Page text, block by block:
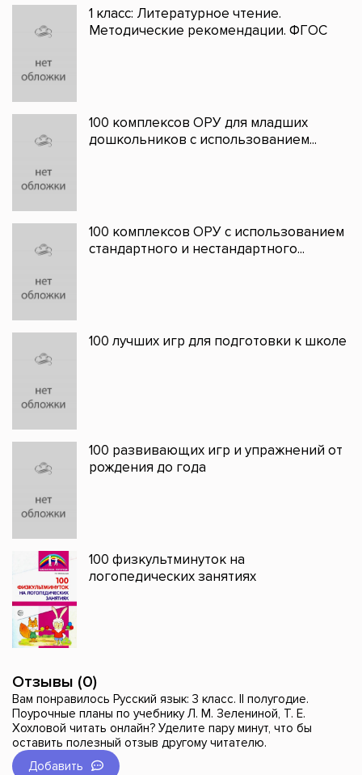
1 класс: Литературное чтение.
Методические рекомендации. ФГОС
100 комплексов ОРУ для младших
дошкольников с использованием...
100 комплексов ОРУ с использованием
стандартного и нестандартного...
100 лучших игр для подготовки к школе
100 развивающих игр и упражнений от
рождения до года
100 физкультминуток на
логопедических занятиях
Отзывы (0)
Вам понравилось Русский язык: 3 класс. II полугодие.
Поурочные планы по учебнику Л. М. Зелениной, Т. Е.
Хохловой читать онлайн? Уделите пару минут, что бы
оставить полезный отзыв другому читателю.
Добавить